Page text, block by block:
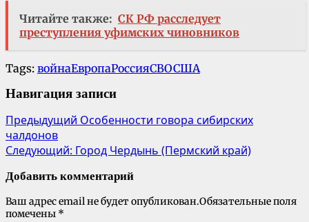
Читайте также: СК РФ расследует
преступления уфимских чиновников
Tags: войнаЕвропаРоссияСВОСША
Навигация записи
Предыдущий Особенности говора сибирских
чалдонов
Следующий: Город Чердынь (Пермский край)
Добавить комментарий
Ваш адрес email не будет опубликован.Обязательные поля
помечены *